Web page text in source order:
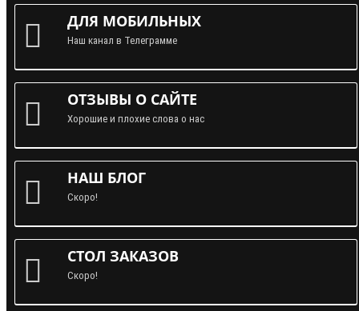
ДЛЯ МОБИЛЬНЫХ
Наш канал в Телеграмме
ОТЗЫВЫ О САЙТЕ
Хорошие и плохие слова о нас
НАШ БЛОГ
Скоро!
СТОЛ ЗАКАЗОВ
Скоро!